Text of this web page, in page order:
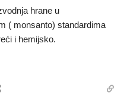
hrane u
( monsanto) standardima
i hemijsko.